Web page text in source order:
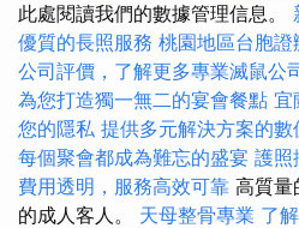
此處閱讀我們的數據管理信息。
優質的長照服務 桃園地區台胞
公司評價，了解更多專業滅鼠公
為您打造獨一無二的宴會餐點 宜
您的隱私 提供多元解決方案的數
每個聚會都成為難忘的盛宴 護照
費用透明，服務高效可靠 高質量
的成人客人。 天母整骨專業 了